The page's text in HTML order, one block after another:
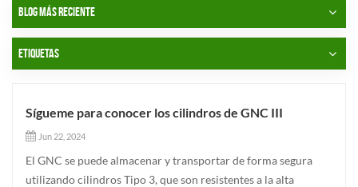
BLOG MÁS RECIENTE
ETIQUETAS
Sígueme para conocer los cilindros de GNC III
Jun 22, 2024
El GNC se puede almacenar y transportar de forma segura
utilizando cilindros Tipo 3, que son resistentes a la alta